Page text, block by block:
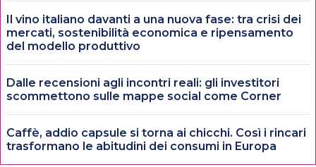
Il vino italiano davanti a una nuova fase: tra crisi dei
mercati, sostenibilità economica e ripensamento
del modello produttivo
Dalle recensioni agli incontri reali: gli investitori
scommettono sulle mappe social come Corner
Caffè, addio capsule si torna ai chicchi. Così i rincari
trasformano le abitudini dei consumi in Europa